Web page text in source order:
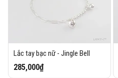
Lắc tay bạc nữ - Jingle Bell
285,000₫